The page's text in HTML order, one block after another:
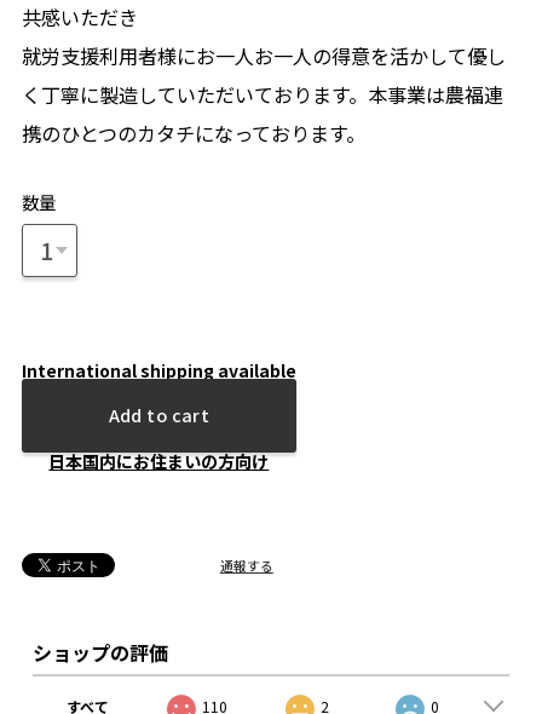
共感いただき
就労支援利用者様にお一人お一人の得意を活かして優し
く丁寧に製造していただいております。本事業は農福連
携のひとつのカタチになっております。
数量
International shipping available
Add to cart
日本国内にお住まいの方向け
通報する
ショップの評価
すべて 110 2 0